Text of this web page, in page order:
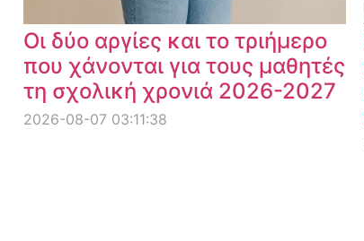
Οι δύο αργίες και το τριήμερο
που χάνονται για τους μαθητές
τη σχολική χρονιά 2026-2027
2026-08-07 03:11:38